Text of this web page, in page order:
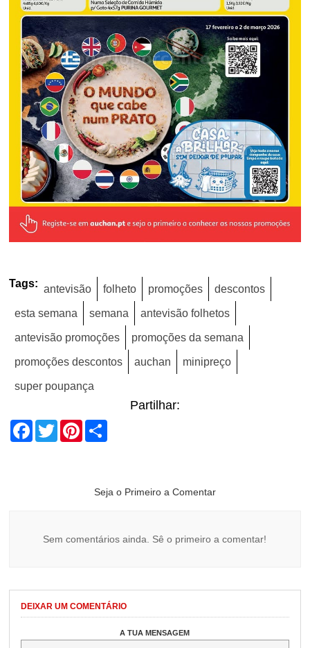
Tags: antevisão folheto promoções descontos
esta semana semana antevisão folhetos
antevisão promoções promoções da semana
promoções descontos auchan minipreço
super poupança
Partilhar:
Facebook
TwitterPinterest
Seja o Primeiro a Comentar
Sem comentários ainda. Sê o primeiro a comentar!
DEIXAR UM COMENTÁRIO
A TUA MENSAGEM